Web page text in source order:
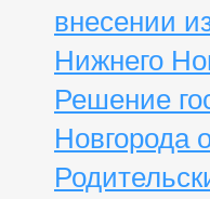
внесении
Нижнего
Решение
Новгорода